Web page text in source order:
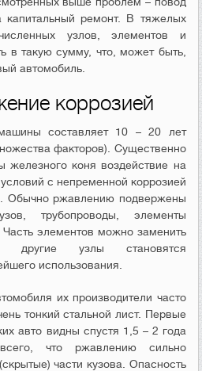
капитальный ремонт. В тяжелых
узлов, элементов и
в такую сумму, что, может быть,
автомобиль.
коррозией
составляет 10 – 20 лет
факторов). Существенно
коня воздействие на
с непременной коррозией
Обычно ржавлению подвержены
трубопроводы, элементы
элементов можно заменить
другие узлы становятся
использования.
их производители часто
тонкий стальной лист. Первые
авто видны спустя 1,5 – 2 года
что ржавлению сильно
части кузова. Опасность